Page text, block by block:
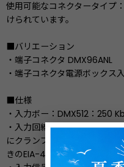
使用可能なコネクタータイプ
けられています。
■バリエーション
・端子コネクタ DMX96ANL
・端子コネクタ電源ボックス
■仕様
・入力ボー：DMX512：250
・入力回線：4個の低容量ト
にクランプされるシリーズ
きのEIA-485受信機